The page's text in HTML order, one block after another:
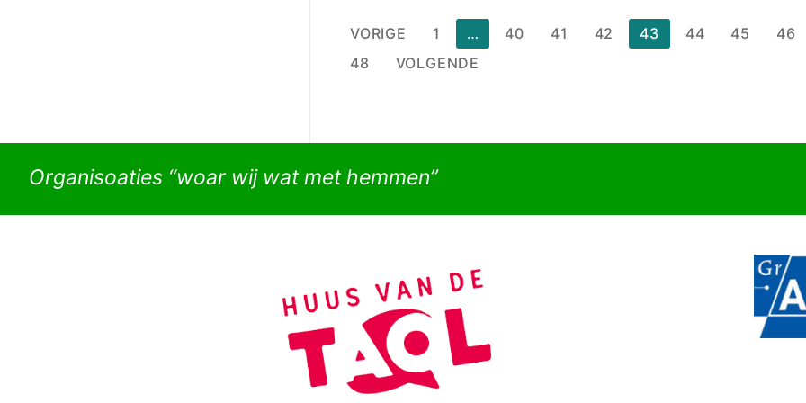
Berichten
paginering
VORIGE 1 … 40 41 42 43 44 45
46
48
VOLGENDE
Organisoaties “woar wij wat met hemmen”